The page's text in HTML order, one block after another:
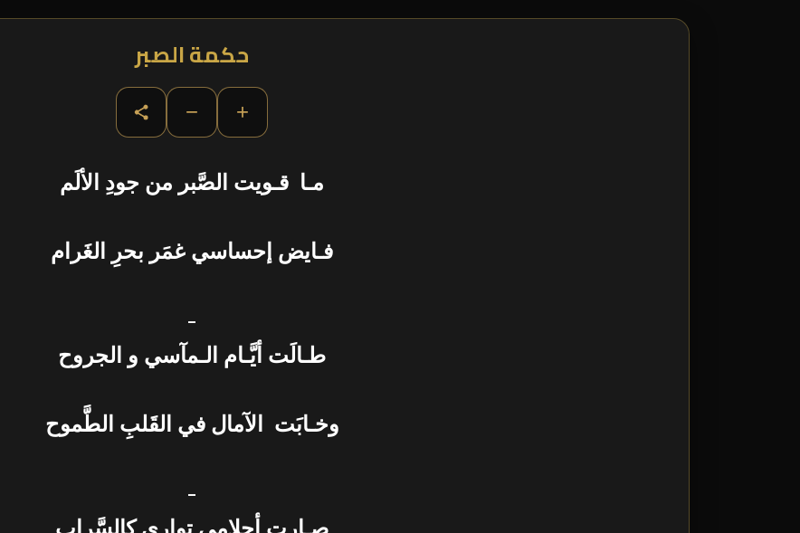
حكمة الصبر
+
−
مـا قـويت الصَّبر من جودِ الألَم
فـايض إحساسي غمَر بحرِ الغَرام
_
طـالَت أيَّـام الـمآسي و الجروح
وخـابَت الآمال في القَلبِ الطَّموح
_
صـارت أحلامي توارى كالسَّراب